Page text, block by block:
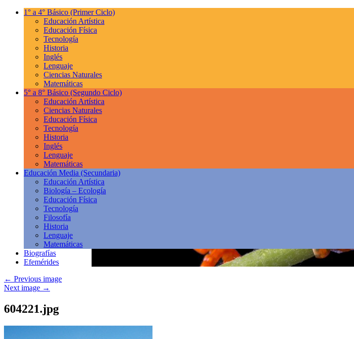
1° a 4° Básico (Primer Ciclo)
Educación Artística
Educación Física
Tecnología
Historia
Inglés
Lenguaje
Ciencias Naturales
Matemáticas
5° a 8° Básico (Segundo Ciclo)
Educación Artística
Ciencias Naturales
Educación Física
Tecnología
Historia
Inglés
Lenguaje
Matemáticas
Educación Media (Secundaria)
Educación Artística
Biología – Ecología
Educación Física
Tecnología
Filosofía
Historia
Lenguaje
Matemáticas
Biografías
Efemérides
← Previous image
Next image →
604221.jpg